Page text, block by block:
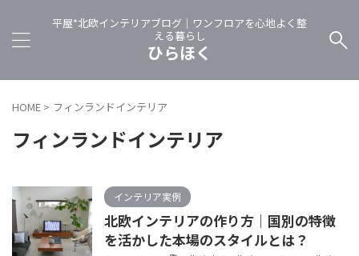
平屋*北欧インテリアブログ｜ワンフロアを心地よく整
える暮らし
ひらほく
HOME > フィンランドインテリア
フィンランドインテリア
インテリア実例
北欧インテリアの作り方｜国別の特徴
を活かした本場のスタイルとは？